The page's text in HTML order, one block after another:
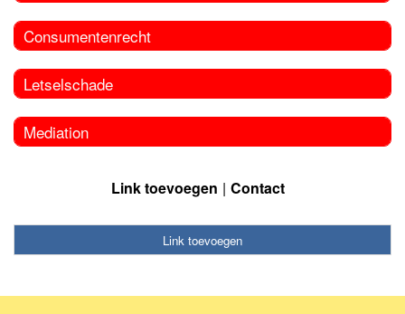
Consumentenrecht
Letselschade
Mediation
Link toevoegen Contact
Link toevoegen